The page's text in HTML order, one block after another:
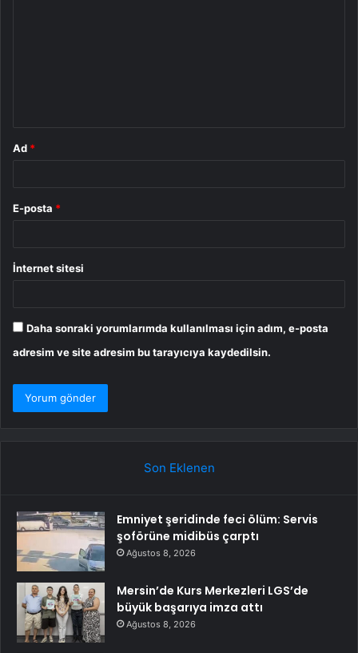
Ad *
E-posta *
İnternet sitesi
Daha sonraki yorumlarımda kullanılması için adım, e-posta
adresim ve site adresim bu tarayıcıya kaydedilsin.
Son Eklenen
Emniyet şeridinde feci ölüm: Servis
şoförüne midibüs çarptı
Ağustos 8, 2026
Mersin’de Kurs Merkezleri LGS’de
büyük başarıya imza attı
Ağustos 8, 2026